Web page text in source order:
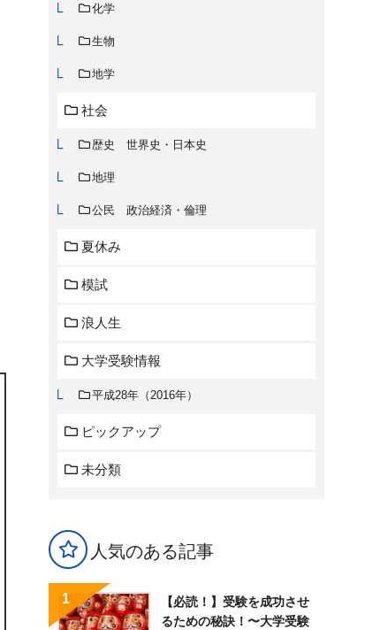
化学
生物
地学
社会
歴史 世界史・日本史
地理
公民 政治経済・倫理
夏休み
模試
浪人生
大学受験情報
平成28年（2016年）
ピックアップ
未分類
人気のある記事
【必読！】受験を成功させ
るための秘訣！〜大学受験